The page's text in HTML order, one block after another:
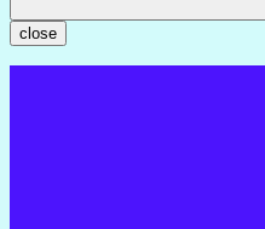
close